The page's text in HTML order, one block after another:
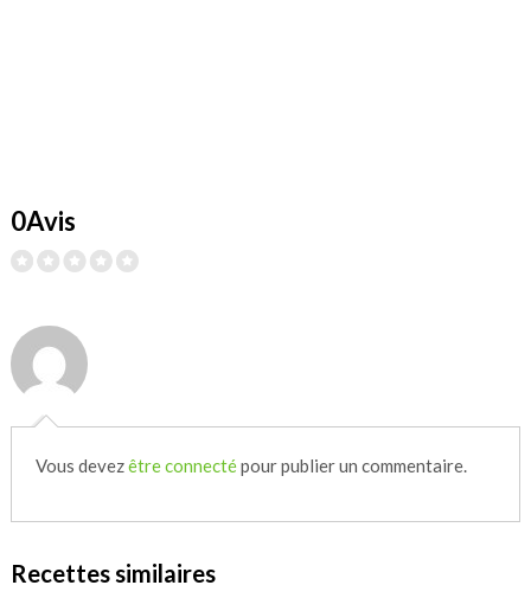
0Avis
Vous devezêtre connectépour publier un commentaire.
Recettes similaires